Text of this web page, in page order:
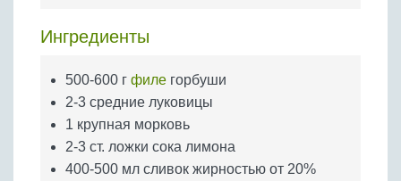
Яйца
Ингредиенты
500-600 г филе горбуши
2-3 средние луковицы
1 крупная морковь
2-3 ст. ложки сока лимона
400-500 мл сливок жирностью от 20%